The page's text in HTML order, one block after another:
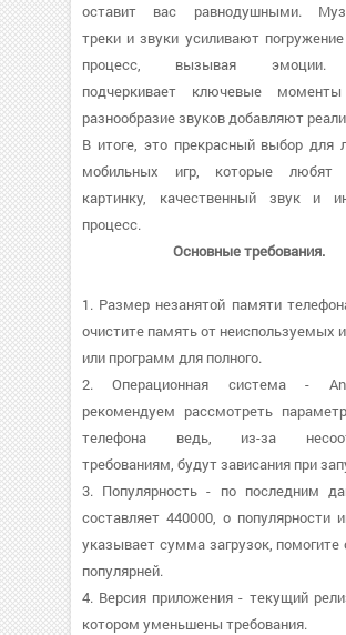
оставит вас равнодушными.
треки и звуки усиливают
процесс, вызывая эмоции.
подчеркивает ключевые
разнообразие звуков добавляют
В итоге, это прекрасный выбор для
мобильных игр, которые любят
картинку, качественный звук и
процесс.
Основные требования.
1. Размер незанятой памяти
очистите память от неиспользуемых
или программ для полного.
2. Операционная система -
рекомендуем рассмотреть
телефона ведь, из-за
требованиям, будут зависания при
3. Популярность - по последним
составляет 440000, о популярности
указывает сумма загрузок,
популярней.
4. Версия приложения - текущий
котором уменьшены требования.